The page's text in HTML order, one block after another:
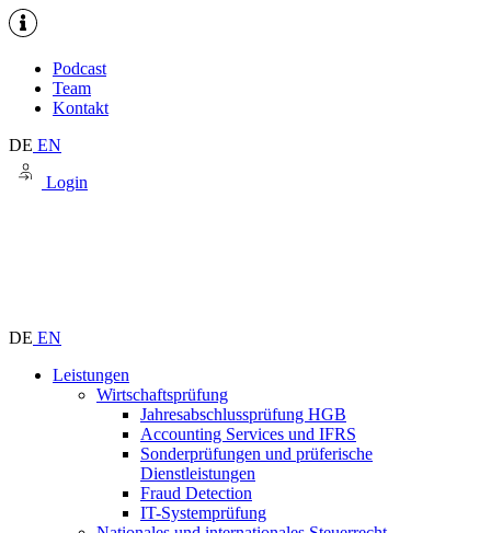
Podcast
Team
Kontakt
DE EN
Login
DE EN
Leistungen
Wirtschaftsprüfung
Jahresabschlussprüfung HGB
Accounting Services und IFRS
Sonderprüfungen und prüferische
Dienstleistungen
Fraud Detection
IT-Systemprüfung